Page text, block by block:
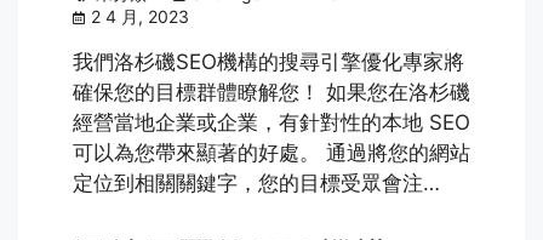
2 4 月, 2023
我們洛杉磯SEO機構的搜尋引擎優化專家將
確保您的目標群體瞭解您！ 如果您在洛杉磯
經營當地企業或企業，有針對性的本地 SEO
可以為您帶來顯著的好處。 通過將您的網站
定位到相關關鍵字，您的目標受眾會注…